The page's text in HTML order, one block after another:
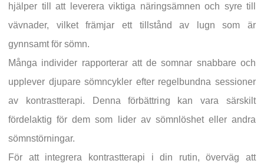
hjälper till att leverera viktiga näringsämnen och syre till
vävnader, vilket främjar ett tillstånd av lugn som är
gynnsamt för sömn.
Många individer rapporterar att de somnar snabbare och
upplever djupare sömncykler efter regelbundna sessioner
av kontrastterapi. Denna förbättring kan vara särskilt
fördelaktig för dem som lider av sömnlöshet eller andra
sömnstörningar.
För att integrera kontrastterapi i din rutin, överväg att